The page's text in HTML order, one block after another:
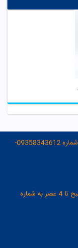
بیبی فرست
مشاوره رایگان بصورت چت در واتساپ و تلگرام با شماره 09358343612-
تماس تلفنی در روزهای شنبه تا پنج شنبه از 8 صبح تا 4 عصر به شماره